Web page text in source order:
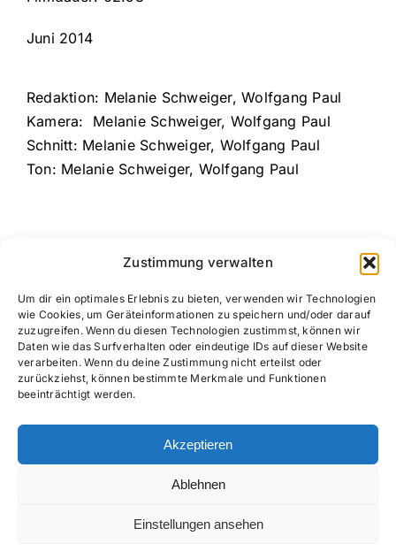
Zustimmung verwalten
Um dir ein optimales Erlebnis zu bieten, verwenden wir Technologien
wie Cookies, um Geräteinformationen zu speichern und/oder darauf
zuzugreifen. Wenn du diesen Technologien zustimmst, können wir
Daten wie das Surfverhalten oder eindeutige IDs auf dieser Website
verarbeiten. Wenn du deine Zustimmung nicht erteilst oder
zurückziehst, können bestimmte Merkmale und Funktionen
beeinträchtigt werden.
Akzeptieren
Ablehnen
Einstellungen ansehen
Juni 2014
Redaktion: Melanie Schweiger, Wolfgang Paul
Kamera: Melanie Schweiger, Wolfgang Paul
Schnitt: Melanie Schweiger, Wolfgang Paul
Ton: Melanie Schweiger, Wolfgang Paul
Copyright UTV 2026 |Impressum|